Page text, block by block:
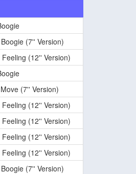
(7'' Version)
(12'' Version)
(7'' Version)
(12'' Version)
(12'' Version)
(12'' Version)
(12'' Version)
(7'' Version)